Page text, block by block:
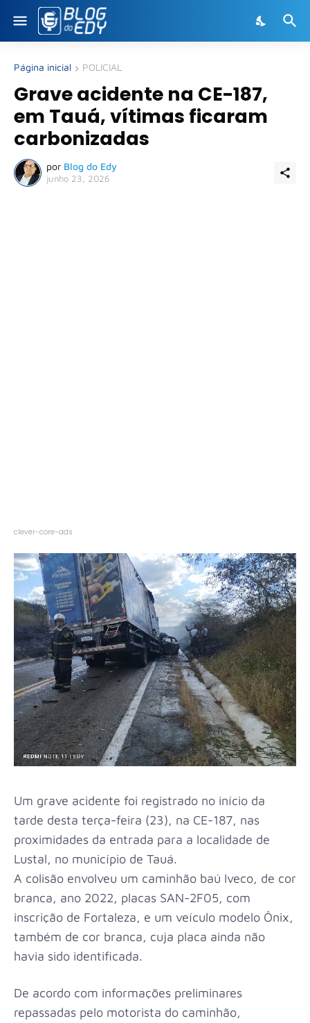
Página inicial POLICIAL
Grave acidente na CE-187,
em Tauá, vítimas ficaram
carbonizadas
por Blog do Edy
junho 23, 2026
clever-core-ads
Um grave acidente foi registrado no início da
tarde desta terça-feira (23), na CE-187, nas
proximidades da entrada para a localidade de
Lustal, no município de Tauá.
A colisão envolveu um caminhão baú Iveco, de cor
branca, ano 2022, placas SAN-2F05, com
inscrição de Fortaleza, e um veículo modelo Ônix,
também de cor branca, cuja placa ainda não
havia sido identificada.
De acordo com informações preliminares
repassadas pelo motorista do caminhão,